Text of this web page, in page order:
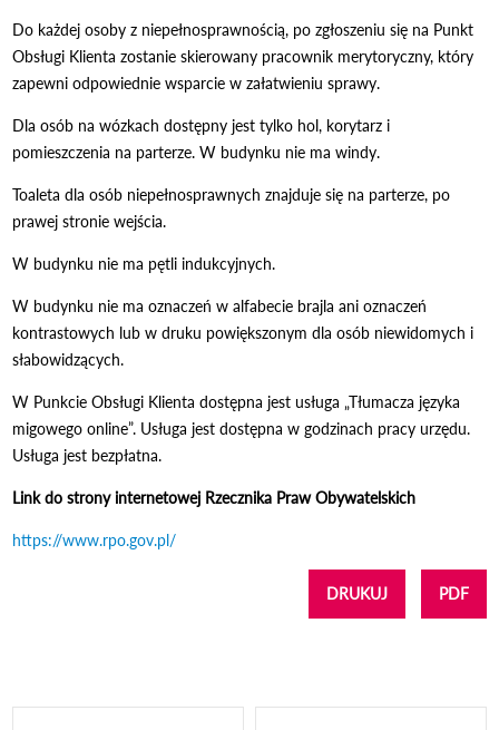
Do każdej osoby z niepełnosprawnością, po zgłoszeniu się na Punkt
Obsługi Klienta zostanie skierowany pracownik merytoryczny, który
zapewni odpowiednie wsparcie w załatwieniu sprawy.
Dla osób na wózkach dostępny jest tylko hol, korytarz i
pomieszczenia na parterze. W budynku nie ma windy.
Toaleta dla osób niepełnosprawnych znajduje się na parterze, po
prawej stronie wejścia.
W budynku nie ma pętli indukcyjnych.
W budynku nie ma oznaczeń w alfabecie brajla ani oznaczeń
kontrastowych lub w druku powiększonym dla osób niewidomych i
słabowidzących.
W Punkcie Obsługi Klienta dostępna jest usługa „Tłumacza języka
migowego online”. Usługa jest dostępna w godzinach pracy urzędu.
Usługa jest bezpłatna.
Link do strony internetowej Rzecznika Praw Obywatelskich
https://www.rpo.gov.pl/
DRUKUJ PDF